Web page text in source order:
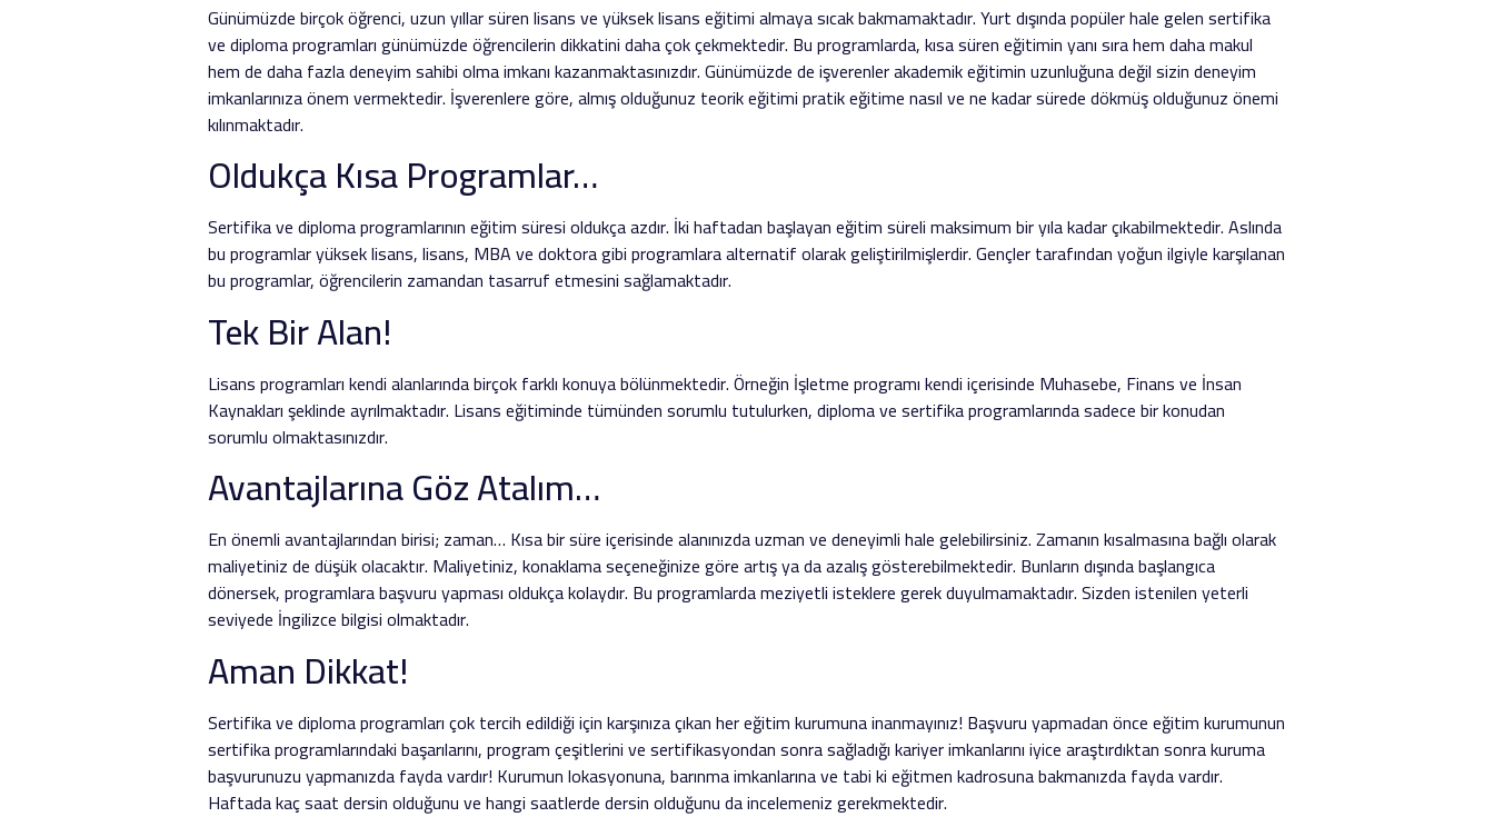
Günümüzde birçok öğrenci, uzun yıllar süren lisans ve yüksek lisans eğitimi almaya sıcak bakmamaktadır. Yurt dışında popüler hale gelen sertifika
ve diploma programları günümüzde öğrencilerin dikkatini daha çok çekmektedir. Bu programlarda, kısa süren eğitimin yanı sıra hem daha makul
hem de daha fazla deneyim sahibi olma imkanı kazanmaktasınızdır. Günümüzde de işverenler akademik eğitimin uzunluğuna değil sizin deneyim
imkanlarınıza önem vermektedir. İşverenlere göre, almış olduğunuz teorik eğitimi pratik eğitime nasıl ve ne kadar sürede dökmüş olduğunuz önemi
kılınmaktadır.
Oldukça Kısa Programlar…
Sertifika ve diploma programlarının eğitim süresi oldukça azdır. İki haftadan başlayan eğitim süreli maksimum bir yıla kadar çıkabilmektedir. Aslında
bu programlar yüksek lisans, lisans, MBA ve doktora gibi programlara alternatif olarak geliştirilmişlerdir. Gençler tarafından yoğun ilgiyle karşılanan
bu programlar, öğrencilerin zamandan tasarruf etmesini sağlamaktadır.
Tek Bir Alan!
Lisans programları kendi alanlarında birçok farklı konuya bölünmektedir. Örneğin İşletme programı kendi içerisinde Muhasebe, Finans ve İnsan
Kaynakları şeklinde ayrılmaktadır. Lisans eğitiminde tümünden sorumlu tutulurken, diploma ve sertifika programlarında sadece bir konudan
sorumlu olmaktasınızdır.
Avantajlarına Göz Atalım…
En önemli avantajlarından birisi; zaman… Kısa bir süre içerisinde alanınızda uzman ve deneyimli hale gelebilirsiniz. Zamanın kısalmasına bağlı olarak
maliyetiniz de düşük olacaktır. Maliyetiniz, konaklama seçeneğinize göre artış ya da azalış gösterebilmektedir. Bunların dışında başlangıca
dönersek, programlara başvuru yapması oldukça kolaydır. Bu programlarda meziyetli isteklere gerek duyulmamaktadır. Sizden istenilen yeterli
seviyede İngilizce bilgisi olmaktadır.
Aman Dikkat!
Sertifika ve diploma programları çok tercih edildiği için karşınıza çıkan her eğitim kurumuna inanmayınız! Başvuru yapmadan önce eğitim kurumunun
sertifika programlarındaki başarılarını, program çeşitlerini ve sertifikasyondan sonra sağladığı kariyer imkanlarını iyice araştırdıktan sonra kuruma
başvurunuzu yapmanızda fayda vardır! Kurumun lokasyonuna, barınma imkanlarına ve tabi ki eğitmen kadrosuna bakmanızda fayda vardır.
Haftada kaç saat dersin olduğunu ve hangi saatlerde dersin olduğunu da incelemeniz gerekmektedir.